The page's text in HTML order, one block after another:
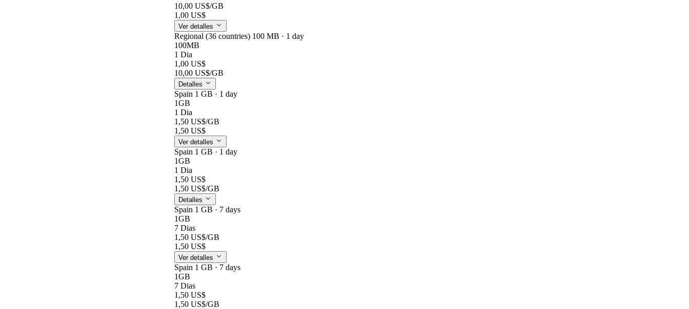
10,00 US$/GB
1,00 US$
Ver detalles
Regional (36 countries) 100 MB · 1 day
100MB
1 Dia
1,00 US$
10,00 US$/GB
Detalles
Spain 1 GB · 1 day
1GB
1 Dia
1,50 US$/GB
1,50 US$
Ver detalles
Spain 1 GB · 1 day
1GB
1 Dia
1,50 US$
1,50 US$/GB
Detalles
Spain 1 GB · 7 days
1GB
7 Dias
1,50 US$/GB
1,50 US$
Ver detalles
Spain 1 GB · 7 days
1GB
7 Dias
1,50 US$
1,50 US$/GB